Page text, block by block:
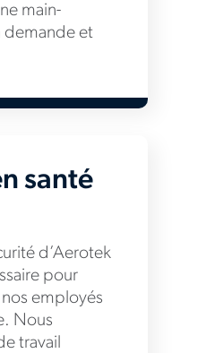
main-
demande et
santé
d’Aerotek
pour
employés
Nous
travail